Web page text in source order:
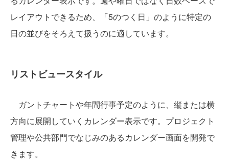
レイアウトできるため、「5のつく日」のように特定の
日の並びをそろえて扱うのに適しています。
リストビュースタイル
ガントチャートや年間行事予定のように、縦または横
方向に展開していくカレンダー表示です。プロジェクト
管理や公共部門でなじみのあるカレンダー画面を開発で
きます。